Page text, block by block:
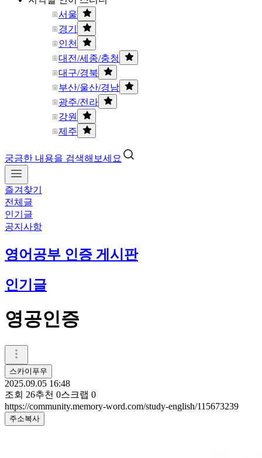
서울
경기
인천
대전/세종/충청
대구/경북
부산/울산/경남
광주/전라
강원
제주
궁금한 내용을 검색해보세요
즐겨찾기
전체글
인기글
공지사항
영어공부 인증 게시판
인기글
영공인증
스카이푸우
2025.09.05 16:48
조회 26추천 0스크랩 0
https://community.memory-word.com/study-english/115673239
주소복사